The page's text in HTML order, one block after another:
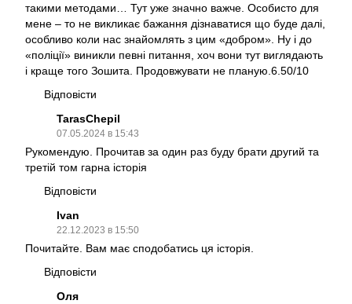
такими методами… Тут уже значно важче. Особисто для
мене – то не викликає бажання дізнаватися що буде далі,
особливо коли нас знайомлять з цим «добром». Ну і до
«поліції» виникли певні питання, хоч вони тут виглядають
і краще того Зошита. Продовжувати не планую.6.50/10
Відповісти
TarasChepil
07.05.2024 в 15:43
Рукомендую. Прочитав за один раз буду брати другий та
третій том гарна історія
Відповісти
Ivan
22.12.2023 в 15:50
Почитайте. Вам має сподобатись ця історія.
Відповісти
Оля